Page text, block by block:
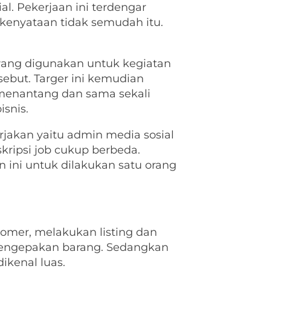
Pekerjaan ini terdengar
tidak semudah itu.
digunakan untuk kegiatan
Targer ini kemudian
dan sama sekali
yaitu admin media sosial
job cukup berbeda.
ini untuk dilakukan satu orang
melakukan listing dan
barang. Sedangkan
luas.